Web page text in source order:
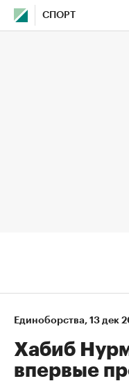
СПОРТ
Единоборства⁠, 13 дек
Хабиб
впервые